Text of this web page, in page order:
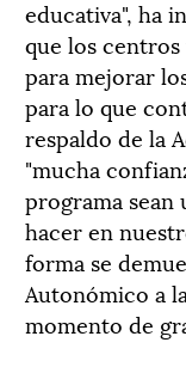
educativa", ha
que los
para mejorar
para lo que
respaldo de la
"mucha
programa
hacer en
forma se
Autonómico a
momento de